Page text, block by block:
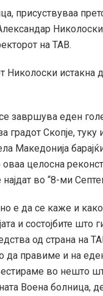
присуствуваа
на ТАВ.
истакна
завршува еден
Скопје,
Македонија
целосна
во “8-ми
е да се каже и
и состојбите
од страна на
правиме и на
во нешто
Воена болница,